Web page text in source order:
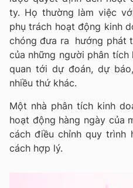
ty. Họ thường làm việc
phụ trách hoạt động kinh
chóng đưa ra hướng phát
của những người phân
quan tới dự đoán, dự
nhiều thứ khác.
Một nhà phân tích kinh
hoạt động hàng ngày của
cách điều chỉnh quy trình
cách hợp lý.